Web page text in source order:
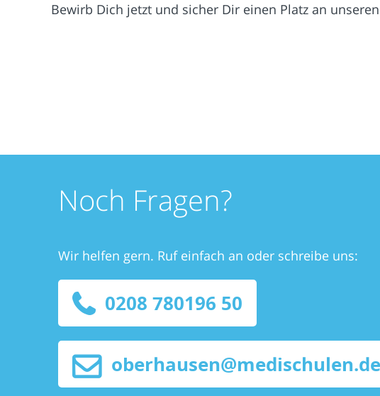
Bewirb Dich jetzt und sicher Dir einen Platz an
Noch Fragen?
Wir helfen gern. Ruf einfach an oder schreibe uns:
0208 780196 50
oberhausen@medischulen.de